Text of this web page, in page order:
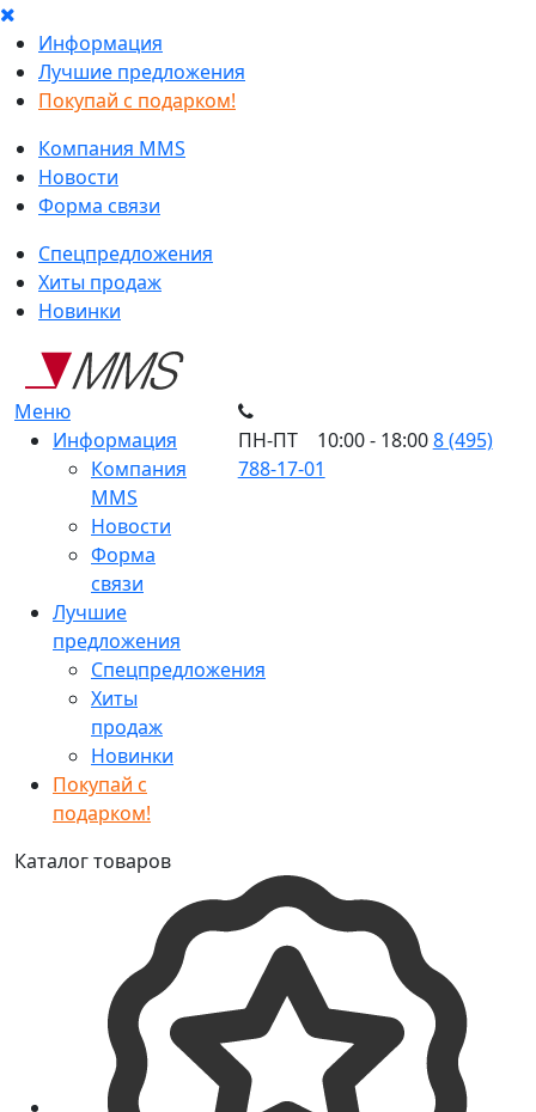
Информация
Лучшие предложения
Покупай с подарком!
Компания MMS
Новости
Форма связи
Спецпредложения
Хиты продаж
Новинки
Меню
Информация
Компания
MMS
Новости
Форма
связи
Лучшие
предложения
Спецпредложения
Хиты
продаж
Новинки
Покупай с
подарком!
ПН-ПТ 10:00 - 18:008 (495)
788-17-01
Каталог товаров